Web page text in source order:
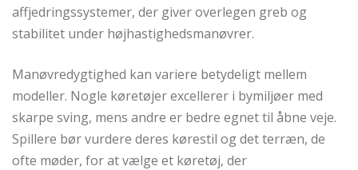
affjedringssystemer, der giver overlegen greb og
stabilitet under højhastighedsmanøvrer.
Manøvredygtighed kan variere betydeligt mellem
modeller. Nogle køretøjer excellerer i bymiljøer med
skarpe sving, mens andre er bedre egnet til åbne veje.
Spillere bør vurdere deres kørestil og det terræn, de
ofte møder, for at vælge et køretøj, der